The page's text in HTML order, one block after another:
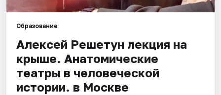
Образование
Алексей Решетун лекция на
крыше. Анатомические
театры в человеческой
истории. в Москве